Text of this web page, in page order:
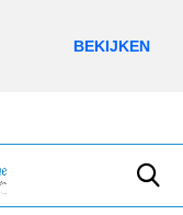
BEKIJKEN